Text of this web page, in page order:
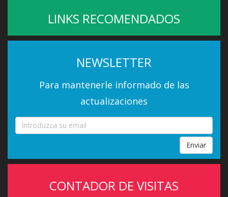
LINKS RECOMENDADOS
NEWSLETTER
Para mantenerle informado de las
actualizaciones
Enviar
CONTADOR DE VISITAS